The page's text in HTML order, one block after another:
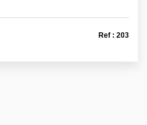
Ref : 203